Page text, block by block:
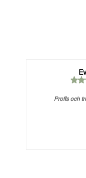
Proffs och